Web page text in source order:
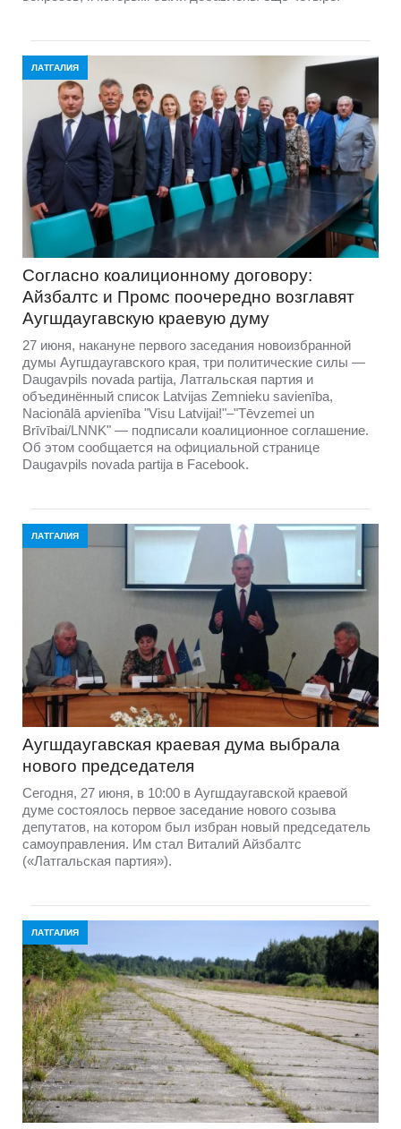
ЛАТГАЛИЯ
Согласно коалиционному договору:
Айзбалтс и Промс поочередно возглавят
Аугшдаугавскую краевую думу
27 июня, накануне первого заседания новоизбранной
думы Аугшдаугавского края, три политические силы —
Daugavpils novada partija, Латгальская партия и
объединённый список Latvijas Zemnieku savienība,
Nacionālā apvienība "Visu Latvijai!"–"Tēvzemei un
Brīvībai/LNNK" — подписали коалиционное соглашение.
Об этом сообщается на официальной странице
Daugavpils novada partija в Facebook.
ЛАТГАЛИЯ
Аугшдаугавская краевая дума выбрала
нового председателя
Сегодня, 27 июня, в 10:00 в Аугшдаугавской краевой
думе состоялось первое заседание нового созыва
депутатов, на котором был избран новый председатель
самоуправления. Им стал Виталий Айзбалтс
(«Латгальская партия»).
ЛАТГАЛИЯ